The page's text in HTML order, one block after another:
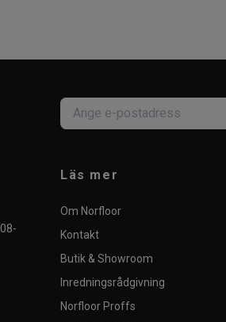
Läs mer
Om Norfloor
Kontakt
Butik & Showroom
Inredningsrådgivning
Norfloor Proffs